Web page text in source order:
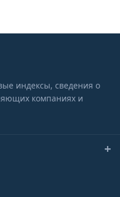
индексы, сведения о
компаниях и